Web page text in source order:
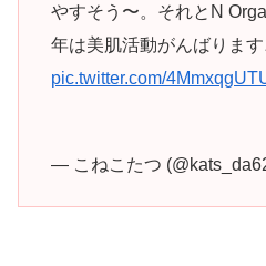
やすそう〜。それとN
年は美肌活動がんばります
pic.twitter.com/
— こねこたつ